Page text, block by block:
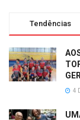
Tendências
4